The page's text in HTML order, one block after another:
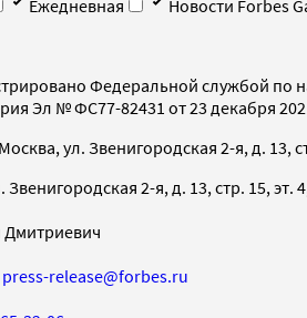
Ежедневная
Новости Forbes
Федеральной службой по
Эл № ФС77-82431 от 23 декабря
ул. Звенигородская 2-я, д. 13,
2-я, д. 13, стр. 15, эт.
Дмитриевич
press-release@forbes.ru